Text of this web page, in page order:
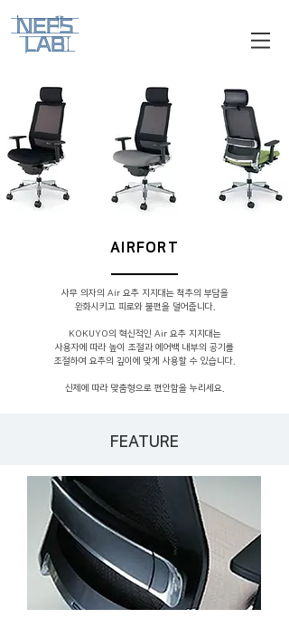
AIRFORT
사무 의자의 Air 요추 지지대는 척추의 부담을
완화시키고 피로와 불편을 덜어줍니다.
KOKUYO의 혁신적인 Air 요추 지지대는
사용자에 따라 높이 조절과 에어백 내부의 공기를
조절하여 요추의 깊이에 맞게 사용할 수 있습니다.
신체에 따라 맞춤형으로 편안함을 누리세요.
FEATURE